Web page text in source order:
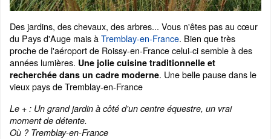
Des jardins, des chevaux, des arbres... Vous n'êtes pas au cœur
du Pays d'Auge mais àTremblay-en-France. Bien que très
proche de l'aéroport de Roissy-en-France celui-ci semble à des
années lumières. Une jolie cuisine traditionnelle et
recherchée dans un cadre moderne. Une belle pause dans le
vieux pays de Tremblay-en-France
Le + : Un grand jardin à côté d'un centre équestre, un vrai
moment de détente.
Où ? Tremblay-en-France